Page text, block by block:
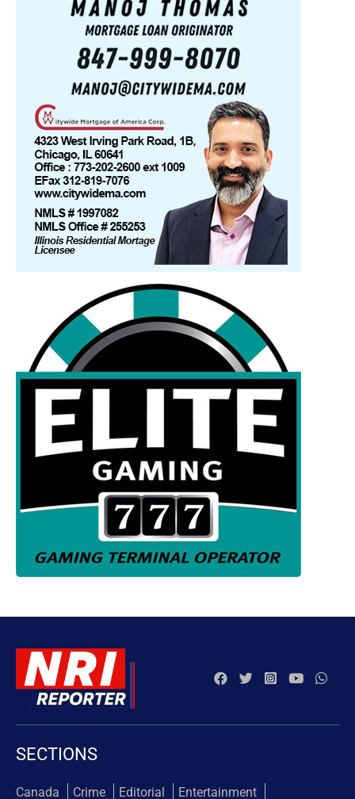
SECTIONS
Canada Crime Editorial Entertainment